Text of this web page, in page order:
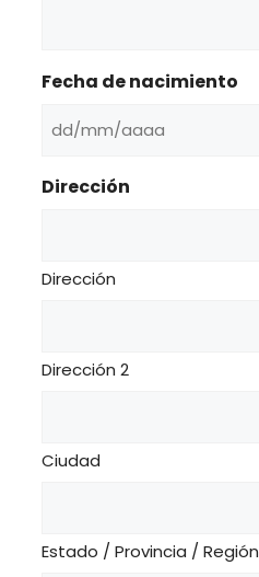
Fecha de nacimiento
DD
MM
Dirección
Dirección
Dirección 2
Ciudad
Estado / Provincia / Región